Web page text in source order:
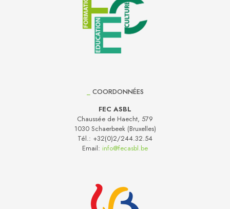
COORDONNÉES
FEC ASBL
Chaussée de Haecht, 579
1030 Schaerbeek (Bruxelles)
Tél.: +32(0)2/244.32.54
Email: info@fecasbl.be